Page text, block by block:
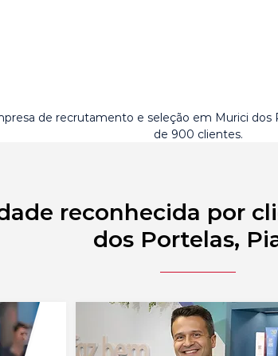
de recrutamento e seleção em Murici dos
de 900 clientes.
reconhecida por
dos Portelas,